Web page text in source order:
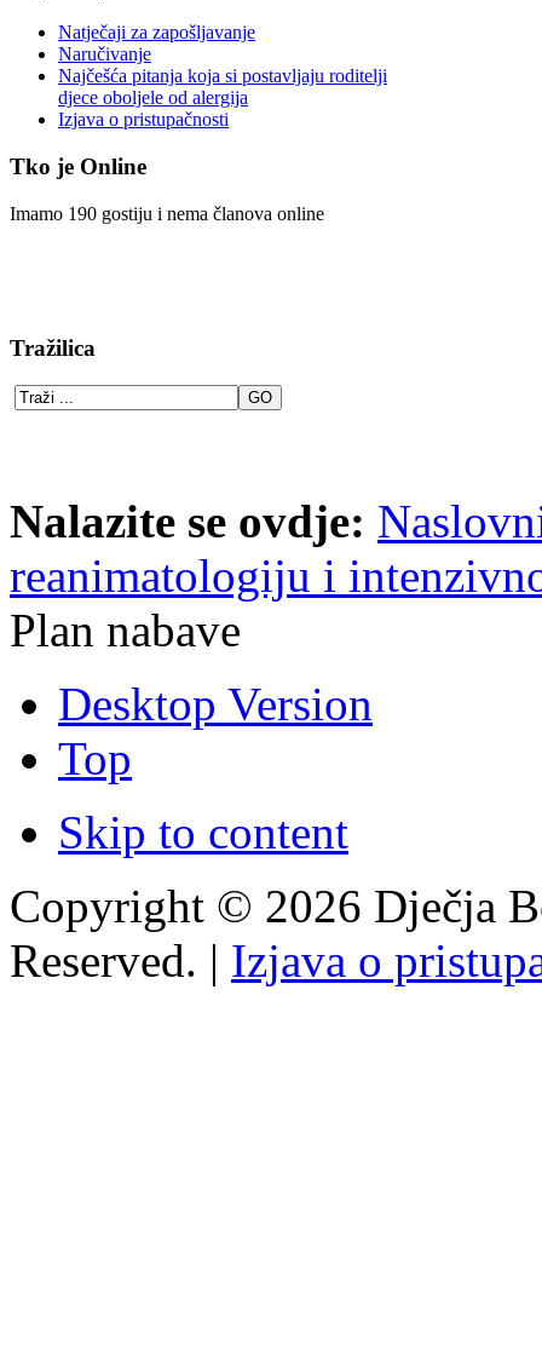
Natječaji za zapošljavanje
Naručivanje
Najčešća pitanja koja si postavljaju roditelji
djece oboljele od alergija
Izjava o pristupačnosti
Tko je Online
Imamo 190 gostiju i nema članova online
Tražilica
Nalazite se ovdje:
reanimatologiju i
Plan nabave
Desktop Version
Top
Skip to content
Copyright © 2026 Dječja
Reserved. | Izjava o